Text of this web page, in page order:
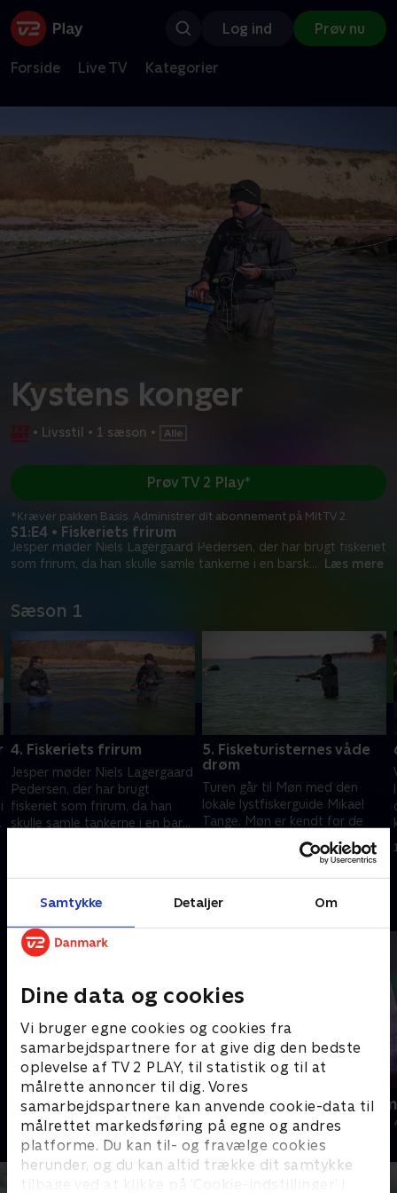
Samtykke Detaljer Om
Dine data og cookies
Vi bruger egne cookies og cookies fra
samarbejdspartnere for at give dig den bedste
oplevelse af TV 2 PLAY, til statistik og til at
målrette annoncer til dig. Vores
samarbejdspartnere kan anvende cookie-data til
målrettet markedsføring på egne og andres
platforme. Du kan til- og fravælge cookies
herunder, og du kan altid trække dit samtykke
tilbage ved at klikke på ’Cookie-indstillinger’ i
Log ind Prøv nu
Forside Live TV Kategorier
Kystens konger
• Livsstil • 1 sæson •
S1:E4 • Fiskeriets frirum
Jesper møder Niels Lagergaard Pedersen, der har brugt fiskeriet
som frirum, da han skulle samle tankerne i en barsk... Læs mere
Prøv TV 2 Play*
*Kræver pakken Basis. Administrer dit abonnement på Mit TV 2.
Sæson 1
4. Fiskeriets frirum
Jesper møder Niels Lagergaard
Pedersen, der har brugt
fiskeriet som frirum, da han
skulle samle tankerne i en barsk
5. Fisketuristernes våde
drøm
Turen går til Møn med den
lokale lystfiskerguide Mikael
Tange. Møn er kendt for de
og det tiltrækker mange
Andre så også
Jul på slottet - Warwick
2020 • Livsstil • 46 min
Julelys for
2022 • Livsstil •